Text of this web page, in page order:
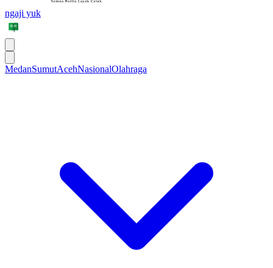
ngaji yuk
MedanSumutAcehNasionalOlahraga